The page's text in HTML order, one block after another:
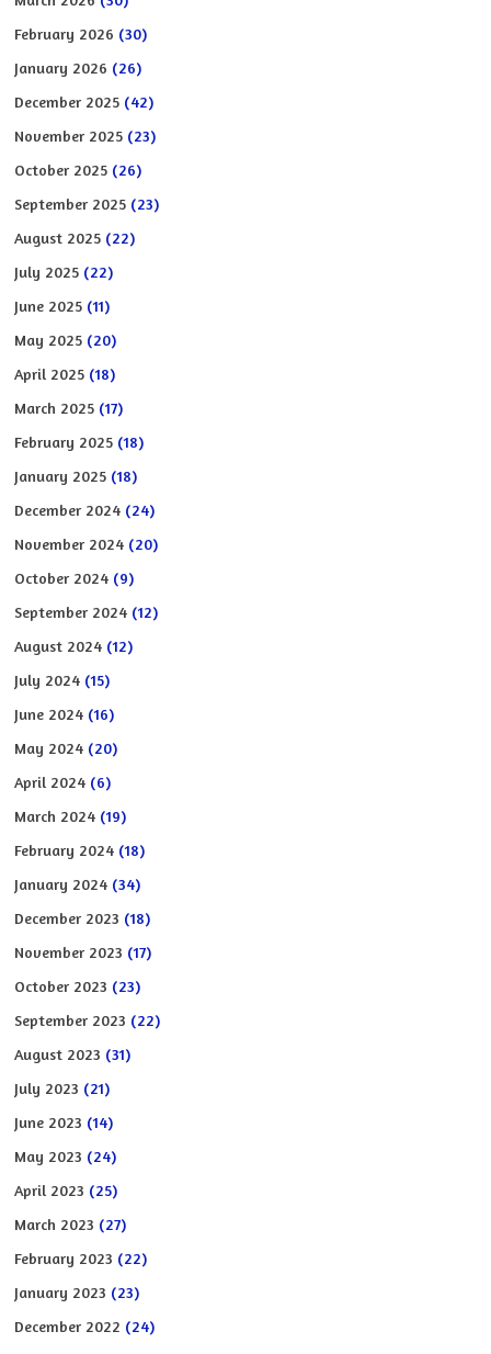
February 2026 (30)
January 2026 (26)
December 2025 (42)
November 2025 (23)
October 2025 (26)
September 2025 (23)
August 2025 (22)
July 2025 (22)
June 2025 (11)
May 2025 (20)
April 2025 (18)
March 2025 (17)
February 2025 (18)
January 2025 (18)
December 2024 (24)
November 2024 (20)
October 2024 (9)
September 2024 (12)
August 2024 (12)
July 2024 (15)
June 2024 (16)
May 2024 (20)
April 2024 (6)
March 2024 (19)
February 2024 (18)
January 2024 (34)
December 2023 (18)
November 2023 (17)
October 2023 (23)
September 2023 (22)
August 2023 (31)
July 2023 (21)
June 2023 (14)
May 2023 (24)
April 2023 (25)
March 2023 (27)
February 2023 (22)
January 2023 (23)
December 2022 (24)